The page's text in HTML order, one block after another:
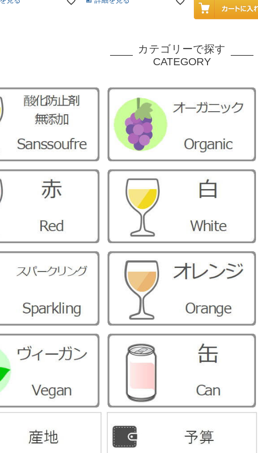
カテゴリーで探す
CATEGORY